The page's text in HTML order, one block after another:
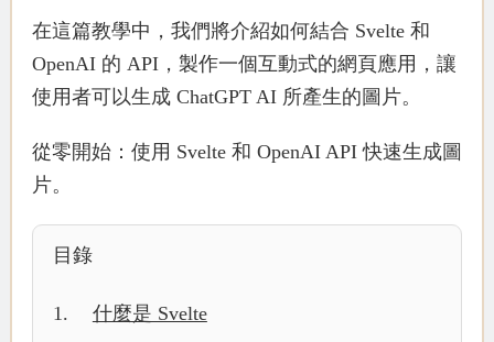
在這篇教學中，我們將介紹如何結合 Svelte 和
OpenAI 的 API，製作一個互動式的網頁應用，讓
使用者可以生成 ChatGPT AI 所產生的圖片。
從零開始：使用 Svelte 和 OpenAI API 快速生成圖
片。
目錄
什麼是 Svelte